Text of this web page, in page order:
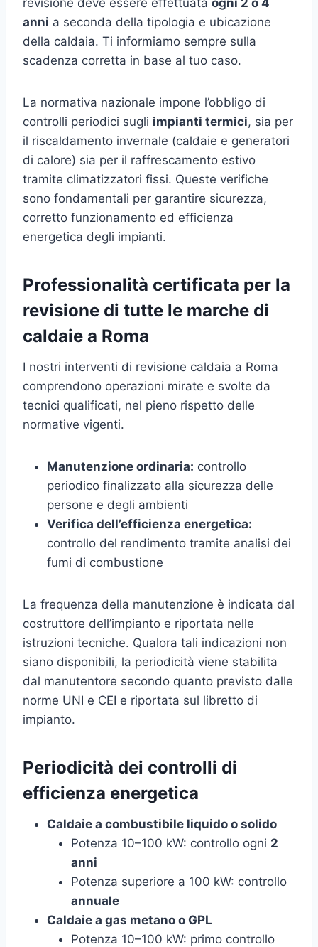
anni a seconda della tipologia e ubicazione
della caldaia. Ti informiamo sempre sulla
scadenza corretta in base al tuo caso.
La normativa nazionale impone l’obbligo di
controlli periodici sugli impianti termici, sia per
il riscaldamento invernale (caldaie e generatori
di calore) sia per il raffrescamento estivo
tramite climatizzatori fissi. Queste verifiche
sono fondamentali per garantire sicurezza,
corretto funzionamento ed efficienza
energetica degli impianti.
Professionalità certificata per la
revisione di tutte le marche di
caldaie a Roma
I nostri interventi di revisione caldaia a Roma
comprendono operazioni mirate e svolte da
tecnici qualificati, nel pieno rispetto delle
normative vigenti.
Manutenzione ordinaria: controllo
periodico finalizzato alla sicurezza delle
persone e degli ambienti
Verifica dell’efficienza energetica:
controllo del rendimento tramite analisi dei
fumi di combustione
La frequenza della manutenzione è indicata dal
costruttore dell’impianto e riportata nelle
istruzioni tecniche. Qualora tali indicazioni non
siano disponibili, la periodicità viene stabilita
dal manutentore secondo quanto previsto dalle
norme UNI e CEI e riportata sul libretto di
impianto.
Periodicità dei controlli di
efficienza energetica
Caldaie a combustibile liquido o solido
Potenza 10–100 kW: controllo ogni 2
anni
Potenza superiore a 100 kW: controllo
annuale
Caldaie a gas metano o GPL
Potenza 10–100 kW: primo controllo